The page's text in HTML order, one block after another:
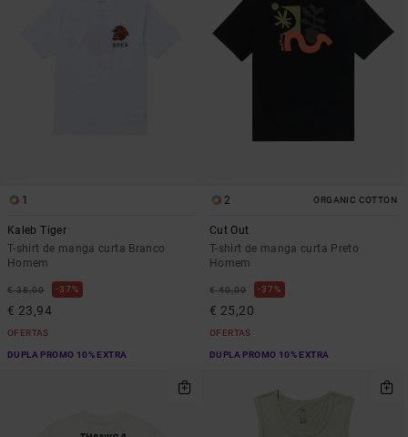
1
Kaleb Tiger
T-shirt de manga curta Branco
Homem
€ 38,00 37%
€ 23,94
OFERTAS
DUPLA PROMO 10% EXTRA
2 ORGANIC COTTON
Cut Out
T-shirt de manga curta Preto
Homem
€ 40,00 37%
€ 25,20
OFERTAS
DUPLA PROMO 10% EXTRA